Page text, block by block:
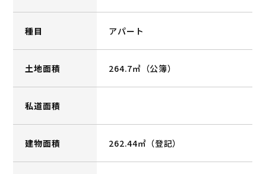
種目 アパート
土地面積 264.7㎡（公簿）
私道面積
建物面積 262.44㎡（登記）